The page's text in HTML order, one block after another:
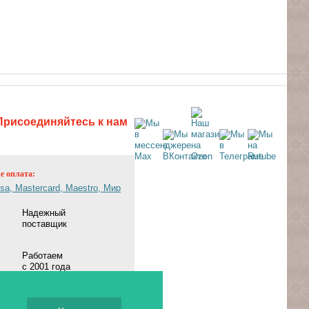
к нам
оплата:
Надежный
поставщик
Работаем
с 2001 года